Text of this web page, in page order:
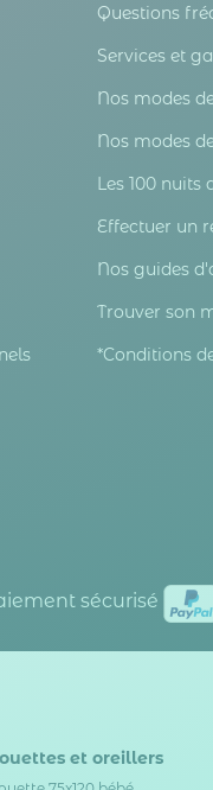
Questions
Services et
Nos modes
Nos modes
Les 100 nuits
Effectuer un
Nos guides
Trouver son
*Conditions
sécurisé
et oreillers